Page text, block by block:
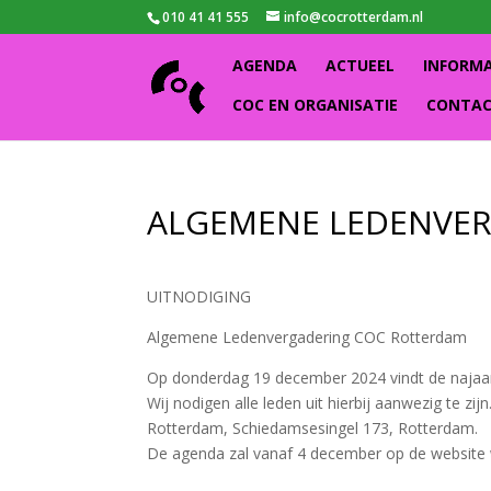
010 41 41 555 info@cocrotterdam.nl
AGENDA ACTUEEL
COC EN ORGANISATIE
ALGEMENE
UITNODIGING
Algemene Ledenvergadering COC Rotterdam
Op donderdag 19 december 2024 vindt de
Wij nodigen alle leden uit hierbij aanwezig te
Rotterdam, Schiedamsesingel 173, Rotterdam.
De agenda zal vanaf 4 december op de website